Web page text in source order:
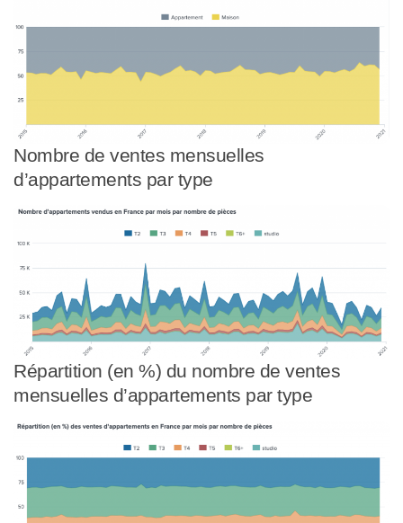
Nombre de ventes mensuelles
d’appartements par type
Répartition (en %) du nombre de ventes
mensuelles d’appartements par type